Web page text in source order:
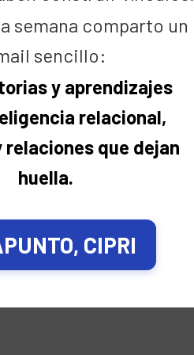
divertido
semana comparto un
sencillo:
y aprendizajes
relacional,
relaciones que dejan
huella.
CIPRI